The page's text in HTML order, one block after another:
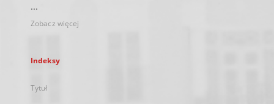
...
Zobacz więcej
Indeksy
Tytuł